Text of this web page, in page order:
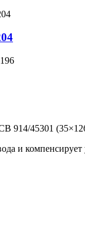
914/45301
и